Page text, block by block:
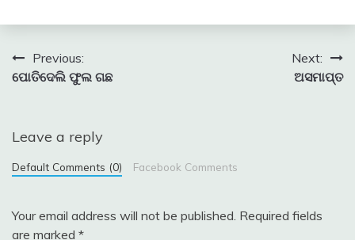
Post
navigation
Previous:
ପୋତିଦେଲି ଫୁଲ ଗଛ
Next:
ଅସମାପ୍ତ
Leave a reply
Default Comments (0) Facebook Comments
Your email address will not be published. Required fields
are marked *